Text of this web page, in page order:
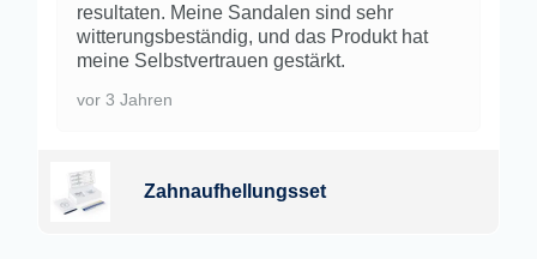
resultaten. Meine Sandalen sind sehr
witterungsbeständig, und das Produkt hat
meine Selbstvertrauen gestärkt.
vor 3 Jahren
Zahnaufhellungsset